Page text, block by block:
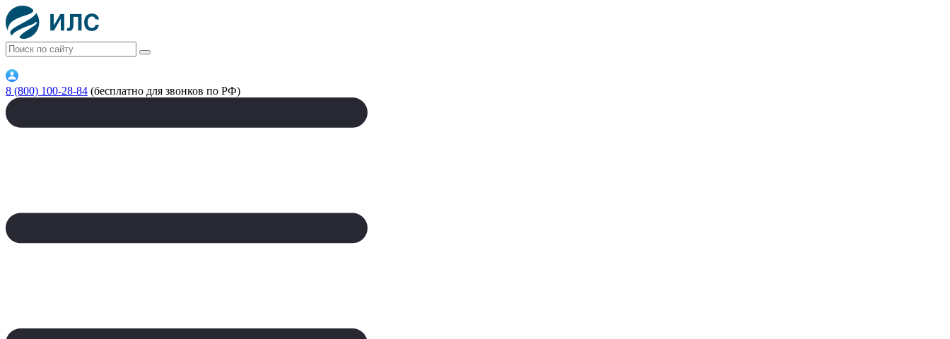
8 (800) 100-28-84 (бесплатно для звонков по РФ)